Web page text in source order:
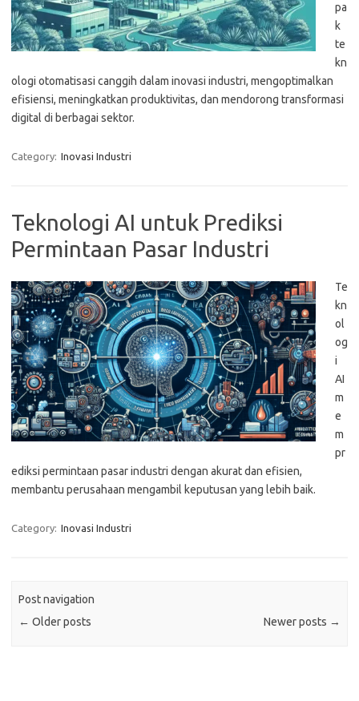
pa
k
te
kn
ologi otomatisasi canggih dalam inovasi industri, mengoptimalkan
efisiensi, meningkatkan produktivitas, dan mendorong transformasi
digital di berbagai sektor.
Category: Inovasi Industri
Teknologi AI untuk Prediksi
Permintaan Pasar Industri
Te
kn
ol
og
i
AI
m
e
m
pr
ediksi permintaan pasar industri dengan akurat dan efisien,
membantu perusahaan mengambil keputusan yang lebih baik.
Category: Inovasi Industri
Post navigation
← Older posts Newer posts →